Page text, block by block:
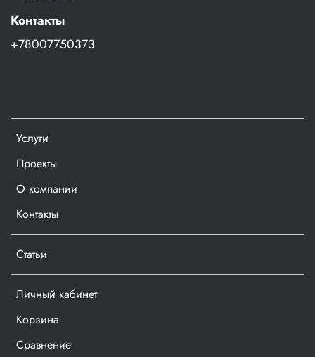
Услуги
Проекты
О компании
Контакты
Статьи
Личный кабинет
Корзина
Сравнение
Контакты
+78007750373